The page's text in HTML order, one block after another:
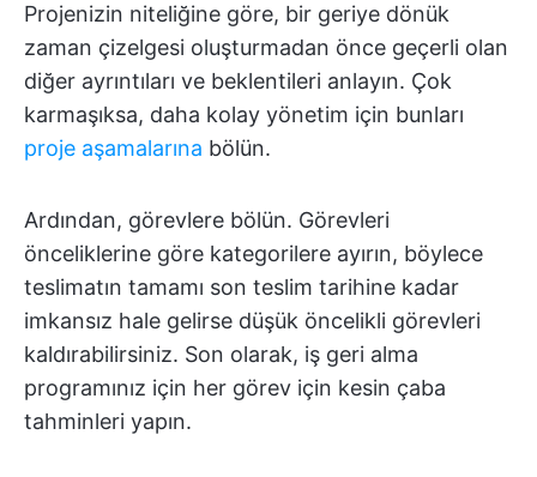
Projenizin niteliğine göre, bir geriye dönük
zaman çizelgesi oluşturmadan önce geçerli olan
diğer ayrıntıları ve beklentileri anlayın. Çok
karmaşıksa, daha kolay yönetim için bunları
proje aşamalarına bölün.
Ardından, görevlere bölün. Görevleri
önceliklerine göre kategorilere ayırın, böylece
teslimatın tamamı son teslim tarihine kadar
imkansız hale gelirse düşük öncelikli görevleri
kaldırabilirsiniz. Son olarak, iş geri alma
programınız için her görev için kesin çaba
tahminleri yapın.